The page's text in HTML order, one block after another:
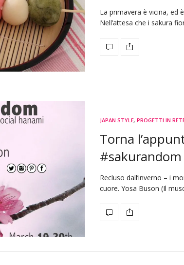
La primavera è vicina, ed
Nell’attesa che i sakura
JAPAN STYLE, PROGETTI IN
Torna
#sakurandom
Recluso dall’inverno – i
cuore. Yosa Buson (Il